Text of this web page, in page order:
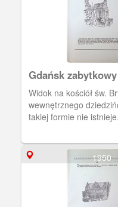
Gdańsk
Widok na kościół św.
wewnętrznego
takiej formie nie istnieje.
1950